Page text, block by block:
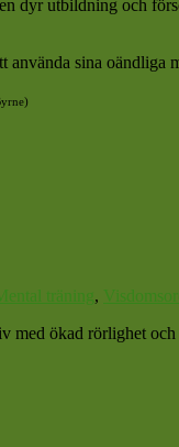
dyr utbildning och
sina oändliga
träning,
ökad rörlighet och